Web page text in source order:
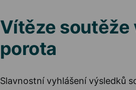
Vítěze soutěže
porota
Slavnostní vyhlášení výsledků